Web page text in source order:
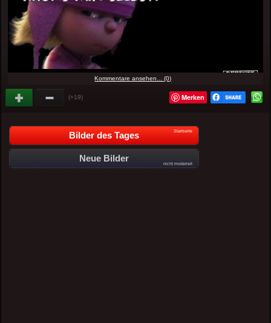
Kommentare ansehen... (0)
(+19) Merken
Bilder des Tages Startseite
Neue Bilder
nicht moderiert